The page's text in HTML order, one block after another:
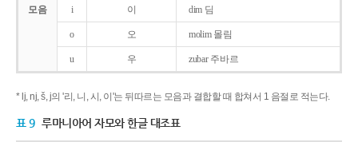
모음 i 이 dim 딤
o 오 molim 몰림
u 우 zubar 주바르
* lj, nj, š, j의 '리, 니, 시, 이'는 뒤따르는 모음과 결합할 때 합쳐서 1 음절로 적는다.
표 9 루마니아어 자모와 한글 대조표